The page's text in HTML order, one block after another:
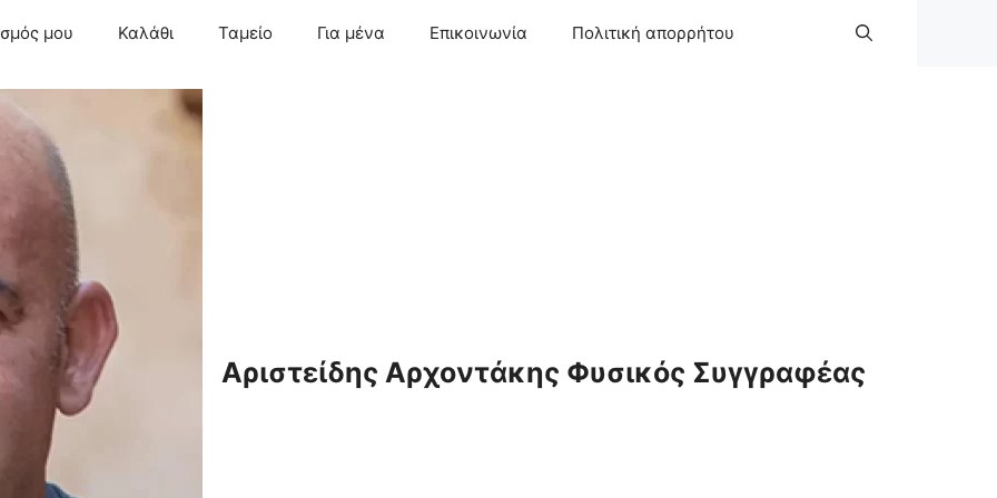
μου Καλάθι Ταμείο Για μένα Επικοινωνία Πολιτική απορρήτου
Αριστείδης Αρχοντάκης Φυσικός Συγγραφέας